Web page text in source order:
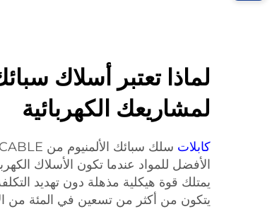
لماذا تعتبر أسلاك
لمشاريعك الكهربائية
كابلات
الأفضل للمواد عندما تكون الأسلاك
يمتلك قوة هيكلية مذهلة دون تهديد
يتكون من أكثر من تسعين في المئة من